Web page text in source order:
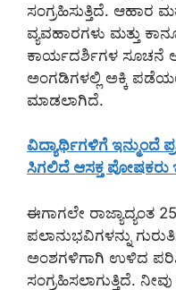
ಸಂಗ್ರಹಿಸುತ್ತಿದೆ. ಆಹಾರ
ವ್ಯವಹಾರಗಳು ಮತ್ತು
ಕಾರ್ಯದರ್ಶಿಗಳ ಸೂಚನೆ
ಅಂಗಡಿಗಳಲ್ಲಿ ಅಕ್ಕಿ
ಮಾಡಲಾಗಿದೆ.
ವಿದ್ಯಾರ್ಥಿಗಳಿಗೆ ಇನ್ಮುಂದೆ
ಸಿಗಲಿದೆ ಆಸಕ್ತ ಪೋಷಕರು
ಈಗಾಗಲೇ ರಾಜ್ಯಾದ್ಯಂತ
ಪಲಾನುಭವಿಗಳನ್ನು
ಅಂಶಗಳಿಗಾಗಿ ಉಳಿದ
ಸಂಗ್ರಹಿಸಲಾಗುತ್ತಿದೆ.